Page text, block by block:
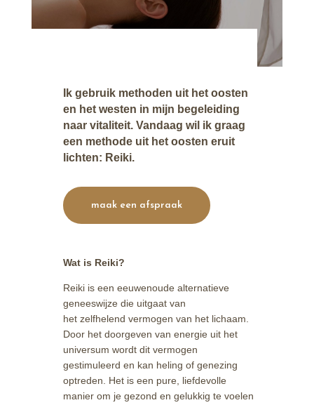
Ik gebruik methoden uit het oosten
en het westen in mijn begeleiding
naar vitaliteit. Vandaag wil ik graag
een methode uit het oosten eruit
lichten: Reiki.
maak een afspraak
Wat is Reiki?
Reiki is een eeuwenoude alternatieve
geneeswijzedie uitgaat van
het zelfhelend vermogen van het lichaam.
Door het doorgeven van energie uit het
universum wordt dit vermogen
gestimuleerd en kan heling of genezing
optreden. Het is een pure, liefdevolle
manier om je gezond en gelukkig te voelen